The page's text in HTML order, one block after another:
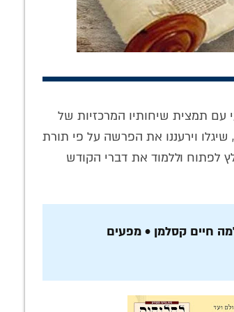
עם תמצית שיחותיו המרכזיות של
שיגלו וירעננו את הפרשה על פי תורת
לפתוח וללמוד את דברי הקודש
חיים קסלמן • מפעים
הכלא השקוף
וה'חופש' האמיתי •
טור מיוחד
סערת הספורט
והכדורגל במחנות
הקיץ והישיבות: מהי